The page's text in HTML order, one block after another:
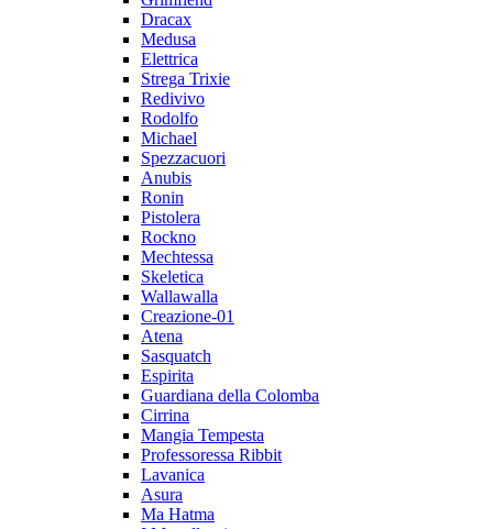
Dracax
Medusa
Elettrica
Strega Trixie
Redivivo
Rodolfo
Michael
Spezzacuori
Anubis
Ronin
Pistolera
Rockno
Mechtessa
Skeletica
Wallawalla
Creazione-01
Atena
Sasquatch
Espirita
Guardiana della Colomba
Cirrina
Mangia Tempesta
Professoressa Ribbit
Lavanica
Asura
Ma Hatma